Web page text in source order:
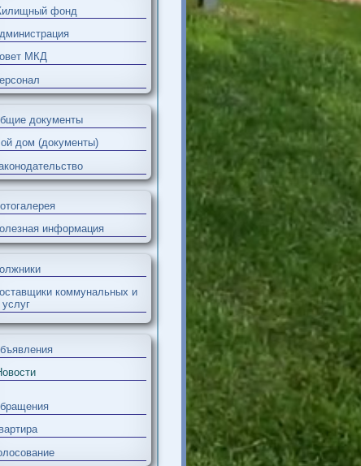
Главная
Жилищный фонд
Администрация
Совет МКД
Персонал
Мой дом (документы)
Законодательство
Фотогалерея
Полезная информация
Должники
Поставщики коммунальных и
др. услуг
Новости
Обращения